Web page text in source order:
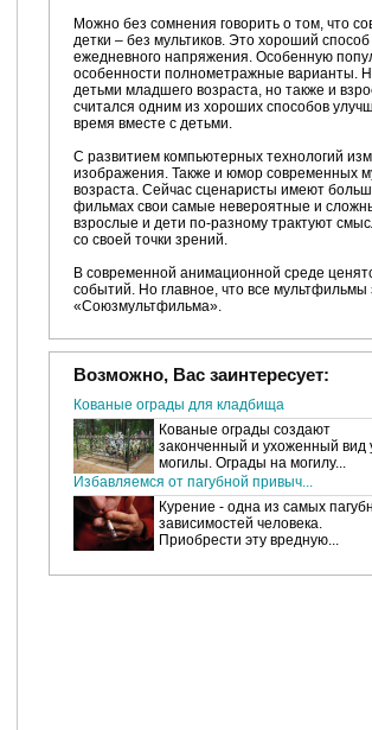
Можно без сомнения говорить о том, что
детки – без мультиков. Это хороший
ежедневного напряжения. Особенную
особенности полнометражные варианты.
детьми младшего возраста, но также и
считался одним из хороших способов
время вместе с детьми.
С развитием компьютерных технологий
изображения. Также и юмор современных
возраста. Сейчас сценаристы имеют
фильмах свои самые невероятные и
взрослые и дети по-разному трактуют
со своей точки зрений.
В современной анимационной среде
событий. Но главное, что все
«Союзмультфильма».
Возможно, Вас заинтересует:
Кованые ограды для кладбища
Кованые ограды создают
законченный и ухоженный вид
могилы. Ограды на могилу...
Избавляемся от пагубной привыч...
Курение - одна из самых
зависимостей человека.
Приобрести эту вредную...